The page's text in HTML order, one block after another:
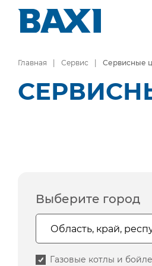
Главная Сервис Сервисные
Выберите город
Газовые котлы и